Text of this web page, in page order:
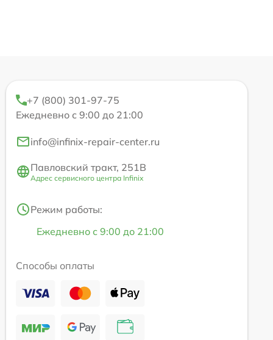
+7 (800) 301-97-75
Ежедневно с 9:00 до 21:00
info@infinix-repair-center.ru
Павловский тракт, 251В
Адрес сервисного центра Infinix
Режим работы:
Ежедневно с 9:00 до 21:00
Способы оплаты